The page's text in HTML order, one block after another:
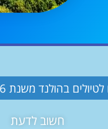
בהולנד משנת 2016
חשוב לדעת